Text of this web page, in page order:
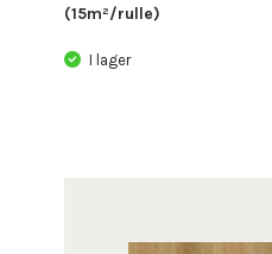
(15m²/rulle)
I lager